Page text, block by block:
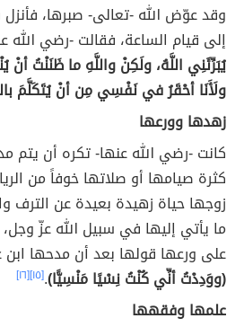
وقد عوّض الله -تعالى- صبرها، فأنزل
إلى قيام الساعة، فقالت -رضي الله
يُبَرِّئَنِي اللَّهُ، ولَكِنْ واللَّهِ ما ظَنَنْتُ
ولَأَنَا أحْقَرُ في نَفْسِي مِن أنْ يُتَكَلَّمَ
زهدها وورعها
كانت -رضي الله عنها- تكره أن يتم
كثرة صيامها أو صلاتها خوفاً من
زوجها حياة زهيدة بعيدة عن الترف
ما يأتي إليها في سبيل الله عزّ
على ورعها قولها بعد أن مدحها
(ووَدِدْتُ أنِّي كُنْتُ نِسْيًا مَنْسِيًّا).[١٥] [١٦]
علمها وفقهها